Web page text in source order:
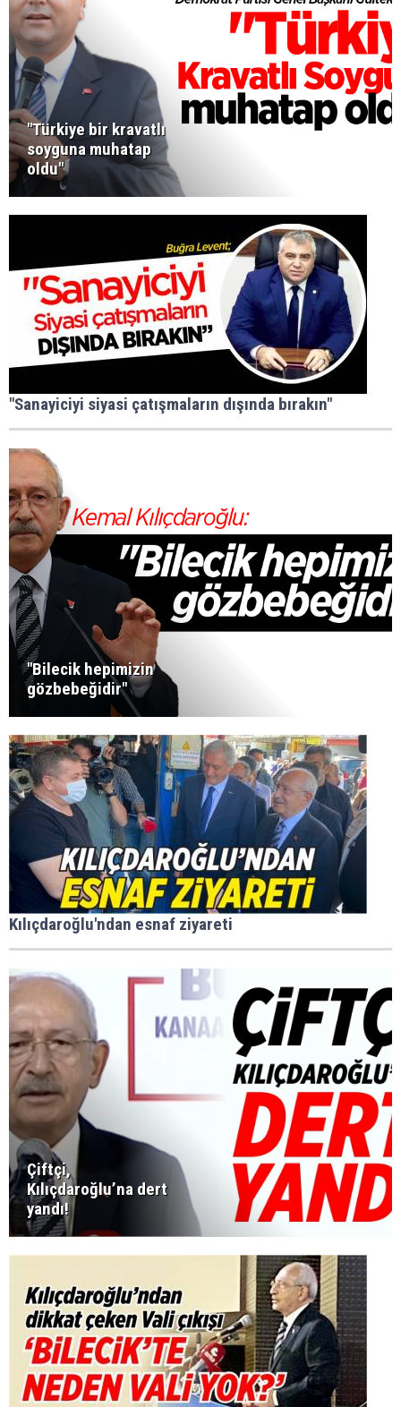
"Türkiye bir kravatlı
soyguna muhatap
oldu"
"Sanayiciyi siyasi çatışmaların dışında bırakın"
"Bilecik hepimizin
gözbebeğidir"
Kılıçdaroğlu'ndan esnaf ziyareti
Çiftçi,
Kılıçdaroğlu’na dert
yandı!